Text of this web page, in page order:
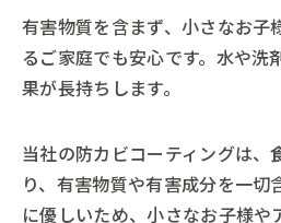
有害物質を含まず、小さなお子
るご家庭でも安心です。水や洗
果が長持ちします。
当社の防カビコーティングは、
り、有害物質や有害成分を一
に優しいため、小さなお子様